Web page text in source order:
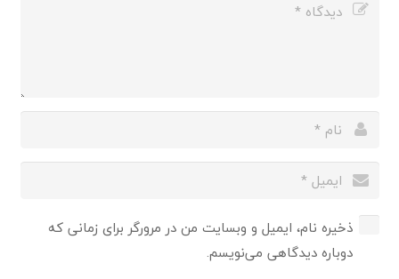
ذخیره نام، ایمیل و وبسایت من در مرورگر برای زمانی که
دوباره دیدگاهی می‌نویسم.